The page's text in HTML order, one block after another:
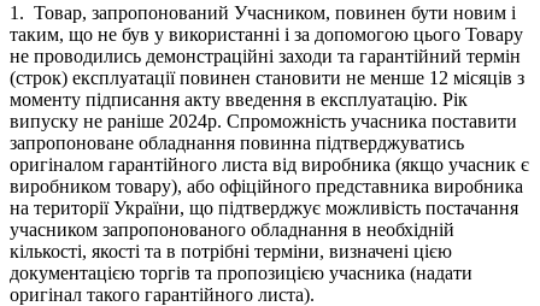
1. Товар, запропонований Учасником, повинен бути новим і
таким, що не був у використанні і за допомогою цього Товару
не проводились демонстраційні заходи та гарантійний термін
(строк) експлуатації повинен становити не менше 12 місяців з
моменту підписання акту введення в експлуатацію. Рік
випуску не раніше 2024р. Спроможність учасника поставити
запропоноване обладнання повинна підтверджуватись
оригіналом гарантійного листа від виробника (якщо учасник є
виробником товару), або офіційного представника виробника
на території України, що підтверджує можливість постачання
учасником запропонованого обладнання в необхідній
кількості, якості та в потрібні терміни, визначені цією
документацією торгів та пропозицією учасника (надати
оригінал такого гарантійного листа).